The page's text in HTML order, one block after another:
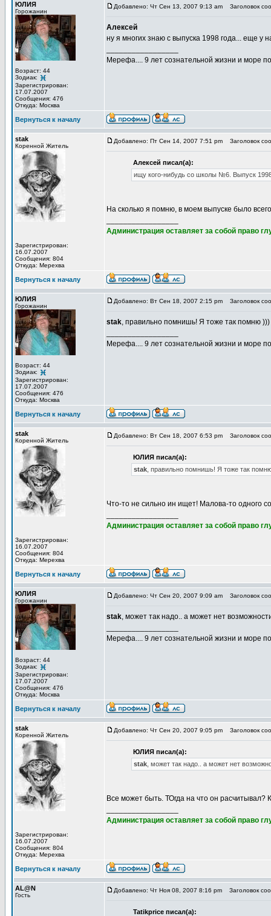
ЮЛИЯ
Горожанин
Возраст: 44
Зодиак:
Зарегистрирован:
17.07.2007
Сообщения: 476
Откуда: Москва
Добавлено: Чт Сен 13, 2007 9:13 am Заголовок
Алексей
ну я многих знаю с выпуска 1998 года... еще у
Мерефа.... 9 лет сознательной жизни и море
Вернуться к началу
stak
Коренной Житель
Зарегистрирован:
16.07.2007
Сообщения: 804
Откуда: Мерехва
Добавлено: Пт Сен 14, 2007 7:51 pm Заголовок
Алексей писал(а):
ищу кого-нибудь со школы №6. Выпуск
На сколько я помню, в моем выпуске было
Администрация оставляет за собой право
Вернуться к началу
ЮЛИЯ
Горожанин
Возраст: 44
Зодиак:
Зарегистрирован:
17.07.2007
Сообщения: 476
Откуда: Москва
Добавлено: Вт Сен 18, 2007 2:15 pm Заголовок
stak, правильно помнишь! Я тоже так помню
Мерефа.... 9 лет сознательной жизни и море
Вернуться к началу
stak
Коренной Житель
Зарегистрирован:
16.07.2007
Сообщения: 804
Откуда: Мерехва
Добавлено: Вт Сен 18, 2007 6:53 pm Заголовок
ЮЛИЯ писал(а):
stak , правильно помнишь! Я тоже так
Что-то не сильно ин ищет! Малова-то одного
Администрация оставляет за собой право
Вернуться к началу
ЮЛИЯ
Горожанин
Возраст: 44
Зодиак:
Зарегистрирован:
17.07.2007
Сообщения: 476
Откуда: Москва
Добавлено: Чт Сен 20, 2007 9:09 am Заголовок
stak, может так надо.. а может нет
Мерефа.... 9 лет сознательной жизни и море
Вернуться к началу
stak
Коренной Житель
Зарегистрирован:
16.07.2007
Сообщения: 804
Откуда: Мерехва
Добавлено: Чт Сен 20, 2007 9:05 pm Заголовок
ЮЛИЯ писал(а):
stak , может так надо.. а может нет
Все может быть. ТОгда на что он расчитывал?
Администрация оставляет за собой право
Вернуться к началу
AL@N
Гость
Добавлено: Чт Ноя 08, 2007 8:16 pm Заголовок
Tatikprice писал(а):